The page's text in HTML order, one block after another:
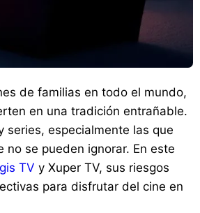
de familias en todo el mundo,
en una tradición entrañable.
series, especialmente las que
se pueden ignorar. En este
TV y Xuper TV, sus riesgos
para disfrutar del cine en